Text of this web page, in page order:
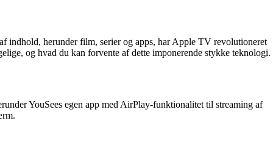
indhold, herunder film, serier og apps, har Apple TV revolutioneret
og hvad du kan forvente af dette imponerende stykke teknologi.
YouSees egen app med AirPlay-funktionalitet til streaming af